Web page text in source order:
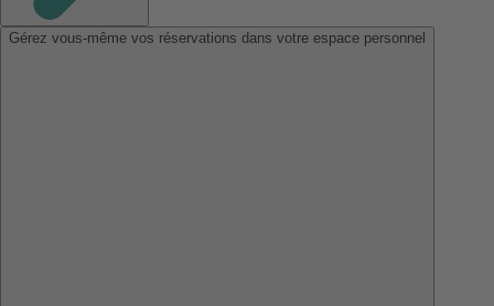
Gérez vous-même vos réservations dans votre espace personnel